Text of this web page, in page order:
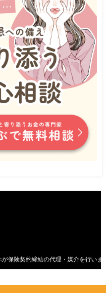
保険契約締結の代理・媒介を行いま